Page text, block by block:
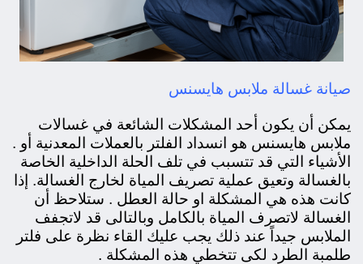
صيانة غسالة ملابس هايسنس
يمكن أن يكون أحد المشكلات الشائعة في غسالات
ملابس هايسنس هو انسداد الفلتر بالعملات المعدنية أو .
الأشياء التي قد تتسبب في تلف الحلة الداخلية الخاصة
بالغسالة وتعيق عملية تصريف المياة لخارج الغسالة. إذا
كانت هذه هي المشكلة او حالة العطل . ستلاحظ أن
الغسالة لاتصرف المياة بالكامل وبالتالى قد لاتجفف
الملابس جيداً عند ذلك يجب عليك القاء نظرة على فلتر
طلمبة الطرد لكى تتخطي هذه المشكلة .